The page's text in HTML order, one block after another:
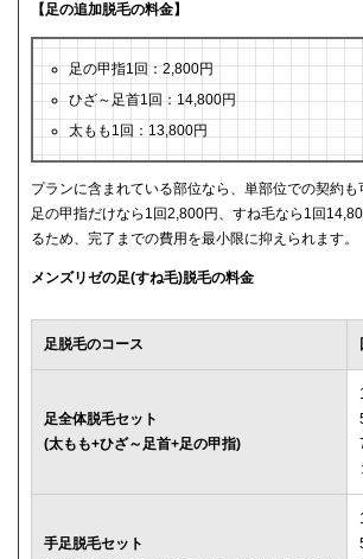
【足の追加脱毛の料金】
足の甲指1回：2,800円
ひざ～足首1回：14,800円
太もも1回：13,800円
プランに含まれている部位なら、単部位での契約も
足の甲指だけなら1回2,800円、すね毛なら1回
るため、完了までの費用を最小限に抑えられます。
メンズリゼの足(すね毛)脱毛の料金
足脱毛のコース
足全体脱毛セット
(太もも+ひざ～足首+足の甲指)
手足脱毛セット